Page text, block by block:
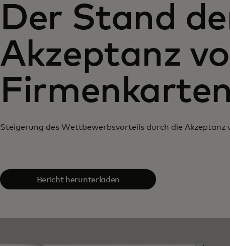
Der Stand
Akzeptanz
Steigerung des Wettbewerbsvorteils durch die Akzeptanz
Bericht herunterladen